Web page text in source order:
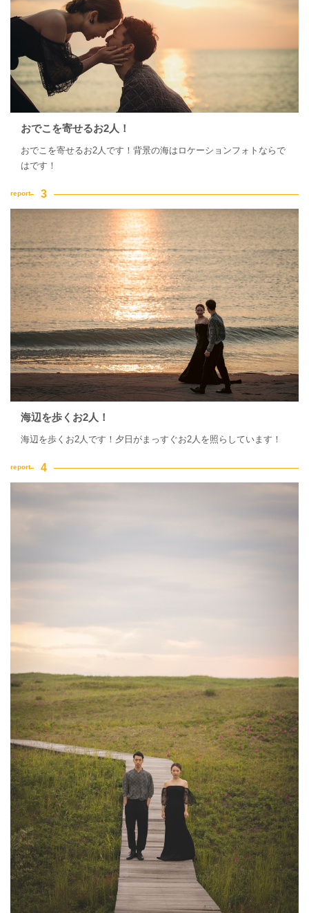
おでこを寄せるお2人！
おでこを寄せるお2人です！背景の海はロケーションフォトならで
はです！
海辺を歩くお2人！
海辺を歩くお2人です！夕日がまっすぐお2人を照らしています！